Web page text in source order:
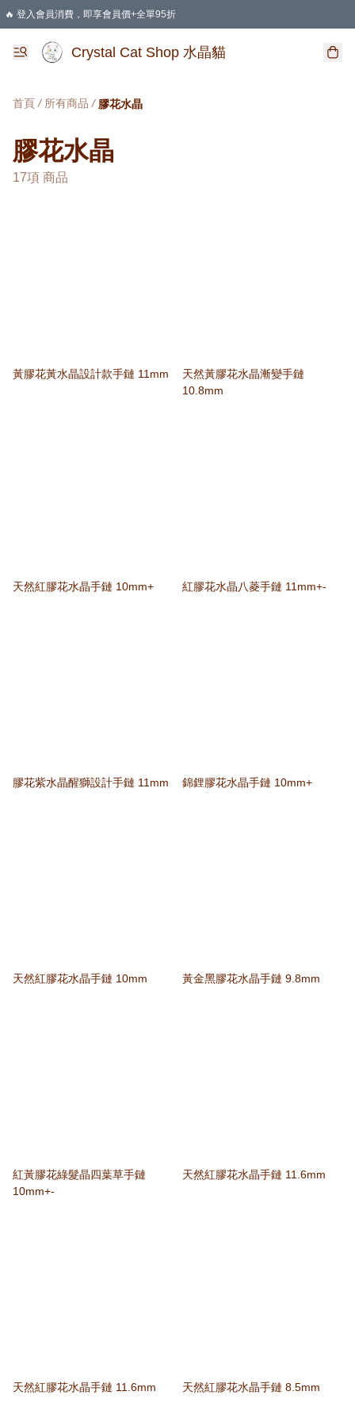
🔥 登入會員消費，即享會員價+全單95折
🛍️ 購物滿HKD 400 即享免運費優惠
Crystal Cat Shop 水晶貓
首頁 / 所有商品 / 膠花水晶
膠花水晶
17項 商品
黃膠花黃水晶設計款手鏈 11mm
天然黃膠花水晶漸變手鏈
10.8mm
天然紅膠花水晶手鏈 10mm+ 紅膠花水晶八菱手鏈 11mm+-
膠花紫水晶醒獅設計手鏈 11mm 錦鋰膠花水晶手鏈 10mm+
天然紅膠花水晶手鏈 10mm 黃金黑膠花水晶手鏈 9.8mm
紅黃膠花綠髮晶四葉草手鏈
10mm+-
天然紅膠花水晶手鏈 11.6mm
天然紅膠花水晶手鏈 11.6mm 天然紅膠花水晶手鏈 8.5mm